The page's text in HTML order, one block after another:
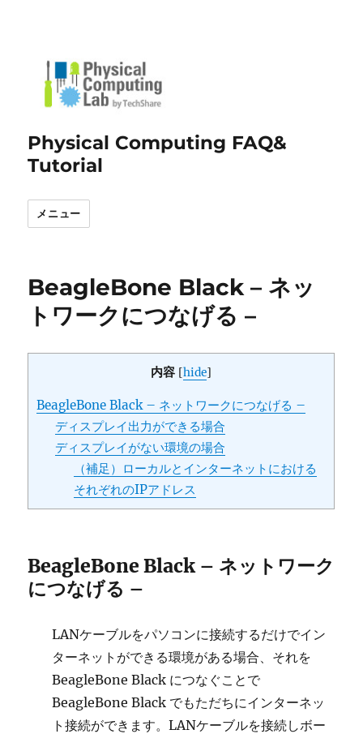
Physical Computing FAQ&
Tutorial
メニュー
BeagleBone Black – ネッ
トワークにつなげる –
内容 [hide]
BeagleBone Black – ネットワークにつなげる –
ディスプレイ出力ができる場合
ディスプレイがない環境の場合
（補足）ローカルとインターネットにおける
それぞれのIPアドレス
BeagleBone Black – ネットワーク
につなげる –
LANケーブルをパソコンに接続するだけでイン
ターネットができる環境がある場合、それを
BeagleBone Black につなぐことで
BeagleBone Black でもただちにインターネッ
ト接続ができます。LANケーブルを接続しボー